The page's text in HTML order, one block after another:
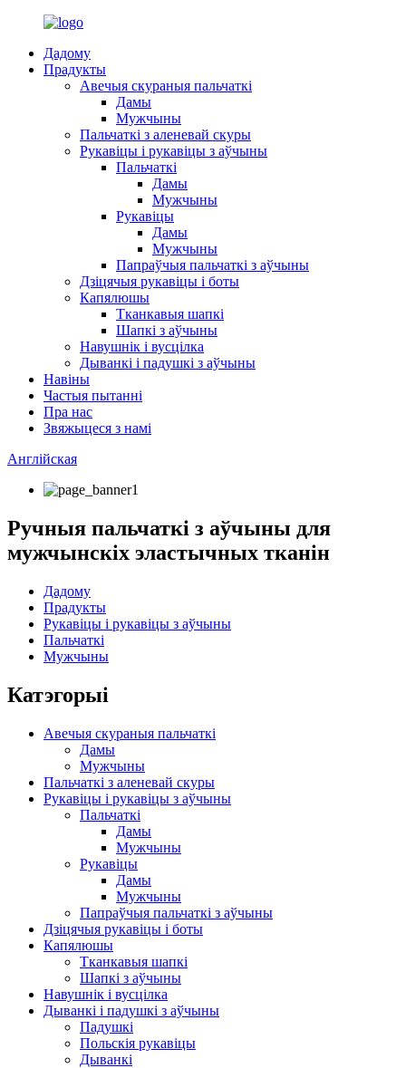
Дадому
Прадукты
Авечыя скураныя пальчаткі
Дамы
Мужчыны
Пальчаткі з аленевай скуры
Рукавіцы і рукавіцы з аўчыны
Пальчаткі
Дамы
Мужчыны
Рукавіцы
Дамы
Мужчыны
Папраўчыя пальчаткі з аўчыны
Дзіцячыя рукавіцы і боты
Капялюшы
Тканкавыя шапкі
Шапкі з аўчыны
Навушнік і вусцілка
Дыванкі і падушкі з аўчыны
Навіны
Частыя пытанні
Пра нас
Звяжыцеся з намі
Англійская
Ручныя пальчаткі з аўчыны для
мужчынскіх эластычных тканін
Дадому
Прадукты
Рукавіцы і рукавіцы з аўчыны
Пальчаткі
Мужчыны
Катэгорыі
Авечыя скураныя пальчаткі
Дамы
Мужчыны
Пальчаткі з аленевай скуры
Рукавіцы і рукавіцы з аўчыны
Пальчаткі
Дамы
Мужчыны
Рукавіцы
Дамы
Мужчыны
Папраўчыя пальчаткі з аўчыны
Дзіцячыя рукавіцы і боты
Капялюшы
Тканкавыя шапкі
Шапкі з аўчыны
Навушнік і вусцілка
Дыванкі і падушкі з аўчыны
Падушкі
Польскія рукавіцы
Дыванкі